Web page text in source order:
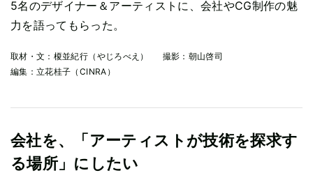
5名のデザイナー＆アーティストに、会社やCG制作の魅
力を語ってもらった。
取材・文： 榎並紀行（やじろべえ） 撮影： 朝山啓司
編集：立花桂子（CINRA）
会社を、「アーティストが技術を探求す
る場所」にしたい